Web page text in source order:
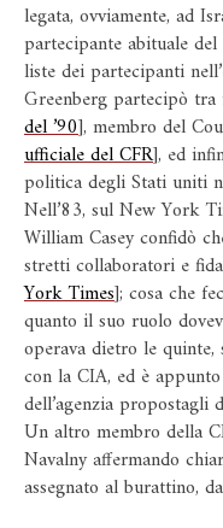
legata, ovviamente, ad
partecipante abituale
liste dei partecipanti
Greenberg partecipò
del ’90], membro del
ufficiale del CFR], ed
politica degli Stati uniti
Nell’83, sul New York
William Casey confidò
stretti collaboratori e
York Times]; cosa che
quanto il suo ruolo
operava dietro le quinte,
con la CIA, ed è
dell’agenzia propostagli
Un altro membro della
Navalny affermando
assegnato al burattino,